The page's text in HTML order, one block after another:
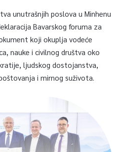
unutrašnjih poslova u Minhenu
Bavarskog foruma za
koji okuplja vodeće
nauke i civilnog društva oko
ljudskog dostojanstva,
i mirnog suživota.